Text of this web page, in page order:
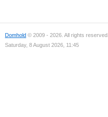
Domhold © 2009 - 2026. All rights reserved.
Saturday, 8 August 2026, 11:45